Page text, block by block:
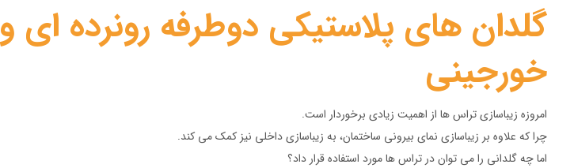
گلدان های پلاستیکی دوطرفه رونرده ای و
خورجینی
امروزه زیباسازی تراس ها از اهمیت زیادی برخوردار است.
چرا که علاوه بر زیباسازی نمای بیرونی ساختمان، به زیباسازی داخلی نیز کمک می کند.
اما چه گلدانی را می توان در تراس ها مورد استفاده قرار داد؟